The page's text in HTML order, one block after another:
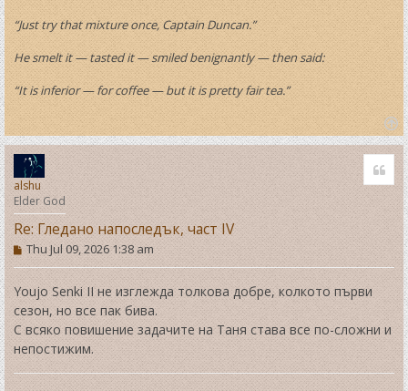
“Just try that mixture once, Captain Duncan.”
He smelt it — tasted it — smiled benignantly — then said:
“It is inferior — for coffee — but it is pretty fair tea.”
T
o
p
alshu
Elder God
Re: Гледано напоследък, част IV
P
o
s
t
Thu Jul 09, 2026 1:38 am
Youjo Senki II не изглежда толкова добре, колкото първи
сезон, но все пак бива.
С всяко повишение задачите на Таня става все по-сложни и
непостижим.